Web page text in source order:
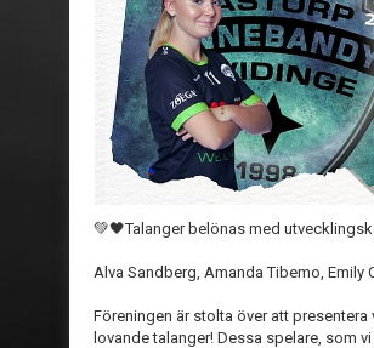
💚🖤Talanger belönas med
Alva Sandberg, Amanda Tibemo, Emily
Föreningen är stolta över att
lovande talanger! Dessa spelare, som